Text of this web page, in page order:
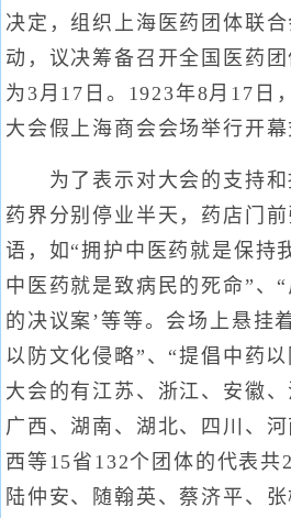
决定，组织上海医药团体联
动，议决筹备召开全国医药
为3月17日。1923年8月17日
大会假上海商会会场举行开幕
为了表示对大会的支持和
药界分别停业半天，药店门
语，如“拥护中医药就是保持
中医药就是致病民的死命”、
的决议案’等等。会场上悬挂
以防文化侵略”、“提倡中药
大会的有江苏、浙江、安徽、
广西、湖南、湖北、四川、
西等15省132个团体的代表共
陆仲安、随翰英、蔡济平、